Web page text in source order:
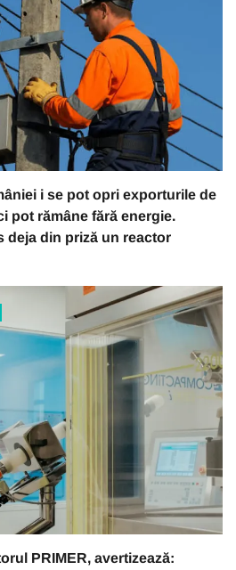
i se pot opri exporturile de
pot rămâne fără energie.
deja din priză un reactor
PRIMER, avertizează: